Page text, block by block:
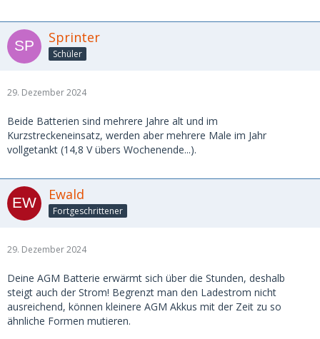
Sprinter
Schüler
29. Dezember 2024
Beide Batterien sind mehrere Jahre alt und im
Kurzstreckeneinsatz, werden aber mehrere Male im Jahr
vollgetankt (14,8 V übers Wochenende...).
Ewald
Fortgeschrittener
29. Dezember 2024
Deine AGM Batterie erwärmt sich über die Stunden, deshalb
steigt auch der Strom! Begrenzt man den Ladestrom nicht
ausreichend, können kleinere AGM Akkus mit der Zeit zu so
ähnliche Formen mutieren.